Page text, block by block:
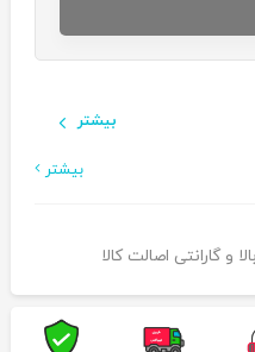
بیشتر
بیشتر
و گارانتی اصالت کالا